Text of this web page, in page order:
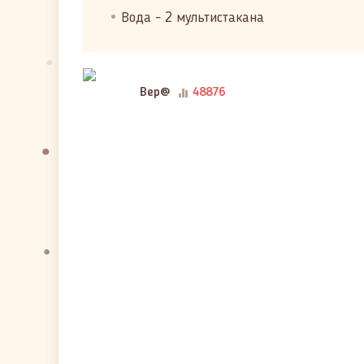
Вода - 2 мультистакана
Вер@ 48876